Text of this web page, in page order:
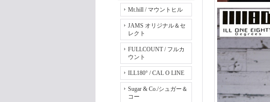
Mt.hill / マウントヒル
JAMS オリジナル＆セ
レクト
FULLCOUNT / フルカ
ウント
ILL180° / CAL O LINE
Sugar & Co./シュガー＆
コー